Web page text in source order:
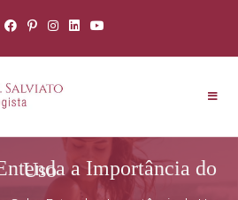
Protetor Solar: Entenda a Importância do Uso